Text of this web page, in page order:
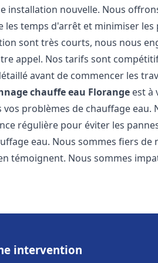
installation nouvelle. Nous
les temps d'arrêt et minimiser
sont très courts, nous nous
appel. Nos tarifs sont
avant de commencer les
chauffe eau Florange est à
problèmes de chauffage eau.
régulière pour éviter les
eau. Nous sommes fiers
témoignent. Nous sommes
intervention